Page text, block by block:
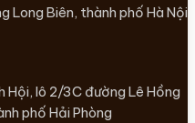
Long Biên, thành phố Hà Nội
Hội, lô 2/3C đường Lê Hồng
phố Hải Phòng